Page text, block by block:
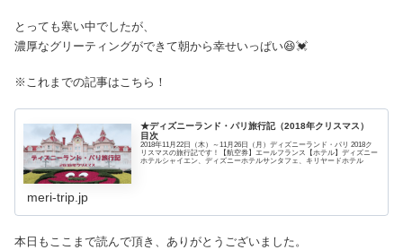
とっても寒い中でしたが、
濃厚なグリーティングができて朝から幸せいっぱい😆💓
※これまでの記事はこちら！
★ディズニーランド・パリ旅行記（2018年クリスマス）
目次
2018年11月22日（木）～11月26日（月）ディズニーランド・パリ 2018ク
リスマスの旅行記です！【航空券】エールフランス【ホテル】ディズニー
ホテルシャイエン、ディズニーホテルサンタフェ、キリヤードホテル
meri-trip.jp
本日もここまで読んで頂き、ありがとうございました。